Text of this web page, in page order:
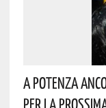
A Potenza
Per La